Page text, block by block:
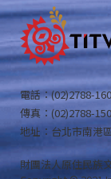
電話：(02)2788-
傳真：(02)2788-
地址：台北市南港
財團法人原住民族